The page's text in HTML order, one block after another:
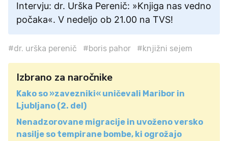
Intervju: dr. Urška Perenič: »Knjiga nas vedno
počaka«. V nedeljo ob 21.00 na TVS!
#dr. urška perenič #boris pahor #knjižni sejem
Izbrano za naročnike
Kako so »zavezniki« uničevali Maribor in
Ljubljano (2. del)
Nenadzorovane migracije in uvoženo versko
nasilje so tempirane bombe, ki ogrožajo